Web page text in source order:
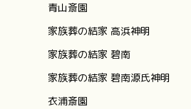
青山斎園
家族葬の結家 高浜神明
家族葬の結家 碧南
家族葬の結家 碧南源氏神明
衣浦斎園